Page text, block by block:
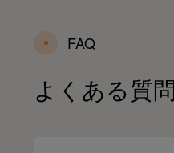
FAQ
よくある質問